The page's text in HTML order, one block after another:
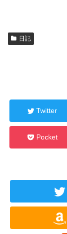
日記
Twitter
Pocket